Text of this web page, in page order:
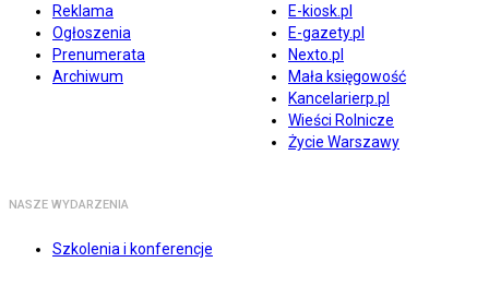
Reklama
Ogłoszenia
Prenumerata
Archiwum
E-kiosk.pl
E-gazety.pl
Nexto.pl
Mała księgowość
Kancelarierp.pl
Wieści Rolnicze
Życie Warszawy
NASZE WYDARZENIA
Szkolenia i konferencje